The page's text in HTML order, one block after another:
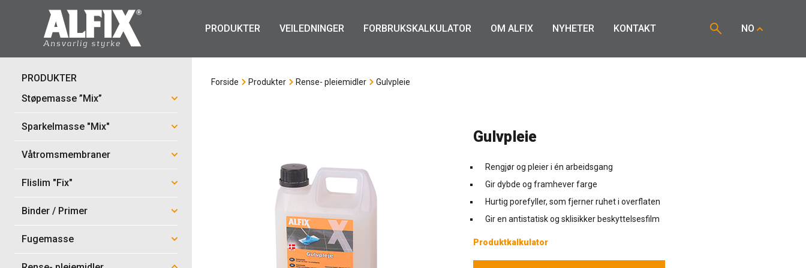
PRODUKTER VEILEDNINGER FORBRUKSKALKULATOR OM ALFIX NYHETER KONTAKT NO
PRODUKTER
Støpemasse ”Mix”
Sparkelmasse "Mix"
Våtromsmembraner
Flislim "Fix"
Binder / Primer
Fugemasse
Forside Produkter Rense- pleiemidler Gulvpleie
Gulvpleie
Rengjør og pleier i én arbeidsgang
Gir dybde og framhever farge
Hurtig porefyller, som fjerner ruhet i overflaten
Gir en antistatisk og sklisikker beskyttelsesfilm
Produktkalkulator